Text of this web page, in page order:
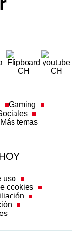
Gaming
Más temas
uso
cookies